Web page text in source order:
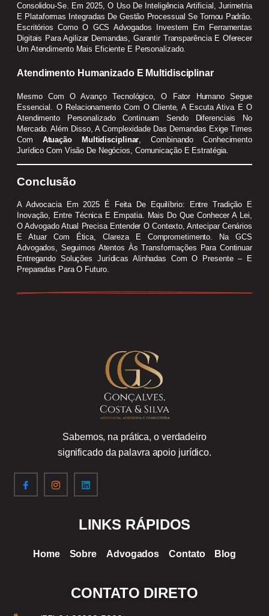
Consolidou-Se. Em 2025, O Uso De Inteligência Artificial, Jurimetria
E Plataformas Integradas De Gestão Processual Se Tornou Padrão.
Escritórios Como O GCS Advogados Investem Em Ferramentas
Digitais Para Agilizar Demandas, Garantir Transparência E Oferecer
Um Atendimento Mais Eficiente E Personalizado.
Atendimento Humanizado E Multidisciplinar
Mesmo Com O Avanço Tecnológico, O Fator Humano Segue
Essencial. O Relacionamento Com O Cliente, A Escuta Ativa E O
Atendimento Personalizado Continuam Sendo Diferenciais No
Mercado. Além Disso, A Complexidade Das Demandas Exige Times
Com Atuação Multidisciplinar , Combinando Conhecimento
Jurídico Com Visão De Negócios, Comunicação E Estratégia.
Conclusão
A Advocacia Em 2025 É Feita De Equilíbrio: Entre Tradição E
Inovação, Entre Técnica E Empatia. Mais Do Que Conhecer A Lei,
O Advogado Atual Precisa Entender O Contexto, Antecipar Cenários
E Atuar Com Ética, Clareza E Comprometimento. Na GCS
Advogados, Seguimos Atentos Às Transformações Para Continuar
Entregando Soluções Jurídicas Alinhadas Com O Presente – E
Preparadas Para O Futuro.
Sabemos, na prática, o verdadeiro
significado da palavra apoio jurídico.
LINKS RÁPIDOS
Home Sobre Advogados Contato Blog
CONTATO DIRETO